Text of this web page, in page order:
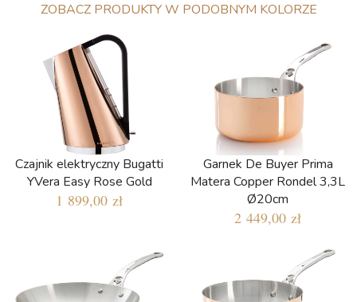
ZOBACZ PRODUKTY W PODOBNYM KOLORZE
Czajnik elektryczny Bugatti
YVera Easy Rose Gold
1 899,00 zł
Garnek De Buyer Prima
Matera Copper Rondel 3,3L
Ø20cm
2 449,00 zł